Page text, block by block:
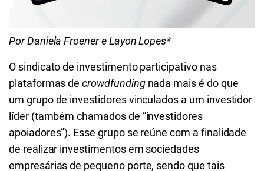
Por Daniela Froener e Layon Lopes*
O sindicato de investimento participativo nas
plataformas decrowdfundingnada mais é do que
um grupo de investidores vinculados a um investidor
líder (também chamados de “investidores
apoiadores”). Esse grupo se reúne com a finalidade
de realizar investimentos em sociedades
empresárias de pequeno porte, sendo que tais